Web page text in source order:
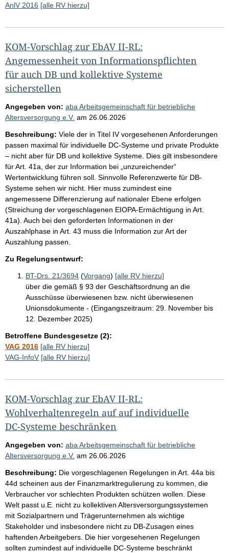
AnlV 2016 [alle RV hierzu]
KOM-Vorschlag zur EbAV II-RL:
Angemessenheit von Informationspflichten
für auch DB und kollektive Systeme
sicherstellen
Angegeben von: aba Arbeitsgemeinschaft für betriebliche
Altersversorgung e.V. am 26.06.2026
Beschreibung: Viele der in Titel IV vorgesehenen Anforderungen
passen maximal für individuelle DC-Systeme und private Produkte
– nicht aber für DB und kollektive Systeme. Dies gilt insbesondere
für Art. 41a, der zur Information bei „unzureichender“
Wertentwicklung führen soll. Sinnvolle Referenzwerte für DB-
Systeme sehen wir nicht. Hier muss zumindest eine
angemessene Differenzierung auf nationaler Ebene erfolgen
(Streichung der vorgeschlagenen EIOPA-Ermächtigung in Art.
41a). Auch bei den geforderten Informationen in der
Auszahlphase in Art. 43 muss die Information zur Art der
Auszahlung passen.
Zu Regelungsentwurf:
BT-Drs. 21/3694 (Vorgang) [alle RV hierzu]
über die gemäß § 93 der Geschäftsordnung an die
Ausschüsse überwiesenen bzw. nicht überwiesenen
Unionsdokumente - (Eingangszeitraum: 29. November bis
12. Dezember 2025)
Betroffene Bundesgesetze (2):
VAG 2016 [alle RV hierzu]
VAG-InfoV [alle RV hierzu]
KOM-Vorschlag zur EbAV II-RL:
Wohlverhaltenregeln auf auf individuelle
DC-Systeme beschränken
Angegeben von: aba Arbeitsgemeinschaft für betriebliche
Altersversorgung e.V. am 26.06.2026
Beschreibung: Die vorgeschlagenen Regelungen in Art. 44a bis
44d scheinen aus der Finanzmarktregulierung zu kommen, die
Verbraucher vor schlechten Produkten schützen wollen. Diese
Welt passt u.E. nicht zu kollektiven Altersversorgungssystemen
mit Sozialpartnern und Trägerunternehmen als wichtige
Stakeholder und insbesondere nicht zu DB-Zusagen eines
haftenden Arbeitgebers. Die hier vorgesehenen Regelungen
sollten zumindest auf individuelle DC-Systeme beschränkt